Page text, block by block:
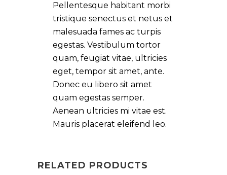
Pellentesque habitant morbi
tristique senectus et netus et
malesuada fames ac turpis
egestas. Vestibulum tortor
quam, feugiat vitae, ultricies
eget, tempor sit amet, ante.
Donec eu libero sit amet
quam egestas semper.
Aenean ultricies mi vitae est.
Mauris placerat eleifend leo.
RELATED PRODUCTS